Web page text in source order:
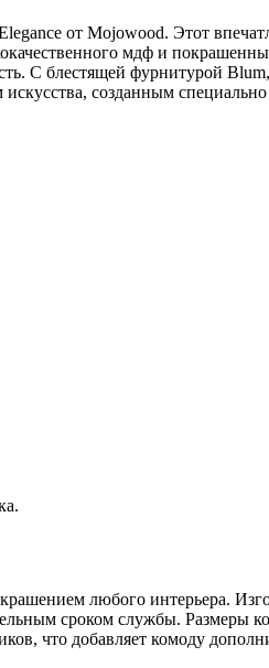
от Mojowood. Этот
мдф и
С блестящей фурнитурой
созданным специально
любого интерьера.
сроком службы. Размеры
что добавляет комоду